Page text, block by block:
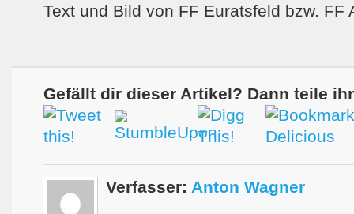
Text und Bild von FF Euratsfeld bzw. FF
Gefällt dir dieser Artikel? Dann teile
Verfasser: Anton Wagner